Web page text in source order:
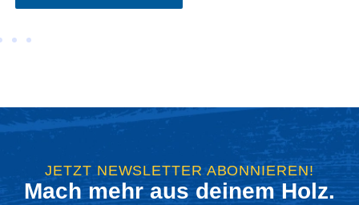
JETZT NEWSLETTER ABONNIEREN!
Mach mehr aus deinem Holz.